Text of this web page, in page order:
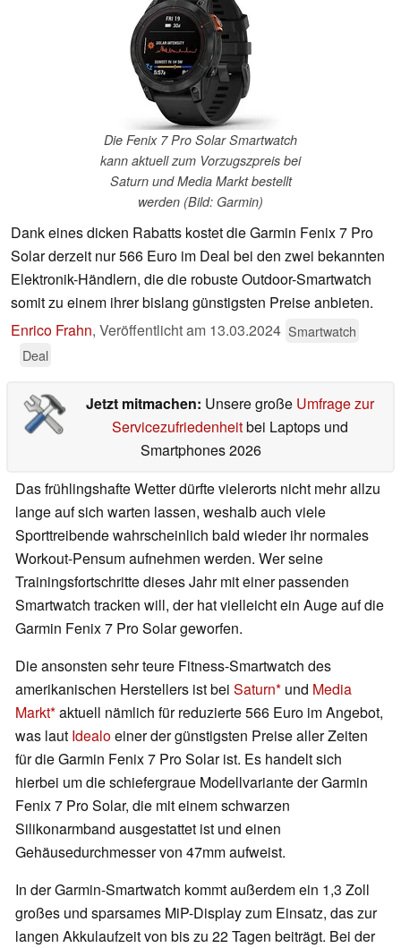
Die Fenix 7 Pro Solar Smartwatch
kann aktuell zum Vorzugszpreis bei
Saturn und Media Markt bestellt
werden (Bild: Garmin)
Dank eines dicken Rabatts kostet die Garmin Fenix 7 Pro
Solar derzeit nur 566 Euro im Deal bei den zwei bekannten
Elektronik-Händlern, die die robuste Outdoor-Smartwatch
somit zu einem ihrer bislang günstigsten Preise anbieten.
Enrico Frahn, Veröffentlicht am 13.03.2024 Smartwatch
Deal
Jetzt mitmachen: Unsere große Umfrage zur
Servicezufriedenheitbei Laptops und
Smartphones 2026
Das frühlingshafte Wetter dürfte vielerorts nicht mehr allzu
lange auf sich warten lassen, weshalb auch viele
Sporttreibende wahrscheinlich bald wieder ihr normales
Workout-Pensum aufnehmen werden. Wer seine
Trainingsfortschritte dieses Jahr mit einer passenden
Smartwatch tracken will, der hat vielleicht ein Auge auf die
Garmin Fenix 7 Pro Solar geworfen.
Die ansonsten sehr teure Fitness-Smartwatch des
amerikanischen Herstellers ist bei Saturn und Media
Markt aktuell nämlich für reduzierte 566 Euro im Angebot,
was laut Idealoeiner der günstigsten Preise aller Zeiten
für die Garmin Fenix 7 Pro Solar ist. Es handelt sich
hierbei um die schiefergraue Modellvariante der Garmin
Fenix 7 Pro Solar, die mit einem schwarzen
Silikonarmband ausgestattet ist und einen
Gehäusedurchmesser von 47mm aufweist.
In der Garmin-Smartwatch kommt außerdem ein 1,3 Zoll
großes und sparsames MiP-Display zum Einsatz, das zur
langen Akkulaufzeit von bis zu 22 Tagen beiträgt. Bei der